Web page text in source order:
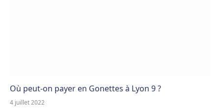
Où peut-on payer en Gonettes à Lyon 9 ?
4 juillet 2022